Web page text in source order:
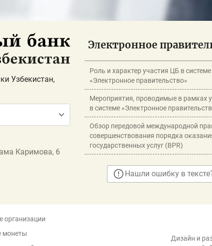
Узбекистан,
Каримова, 6
Электронное
Роль и характер участия ЦБ в системе
«Электронное правительство»
Мероприятия, проводимые в рамках
в системе «Электронное
Обзор передовой международной
совершенствования порядка
государственных услуг (BPR)
Нашли ошибку в
организации
монеты
Дизайн и